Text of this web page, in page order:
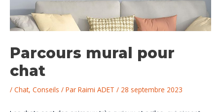
Parcours mural pour
chat
/ Chat, Conseils / Par Raimi ADET / 28 septembre 2023